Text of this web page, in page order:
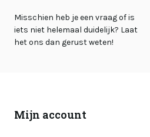
Misschien heb je een vraag of is
iets niet helemaal duidelijk? Laat
het ons dan gerust weten!
Mijn account